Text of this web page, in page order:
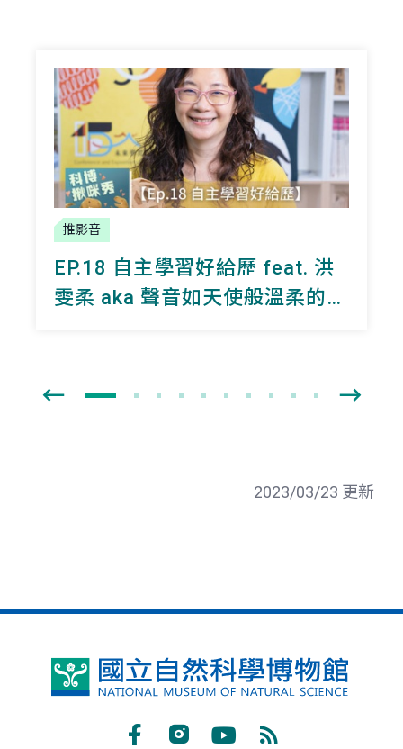
推影音
EP.18 自主學習好給歷 feat. 洪
雯柔 aka 聲音如天使般溫柔的大
2023/03/23 更新
國